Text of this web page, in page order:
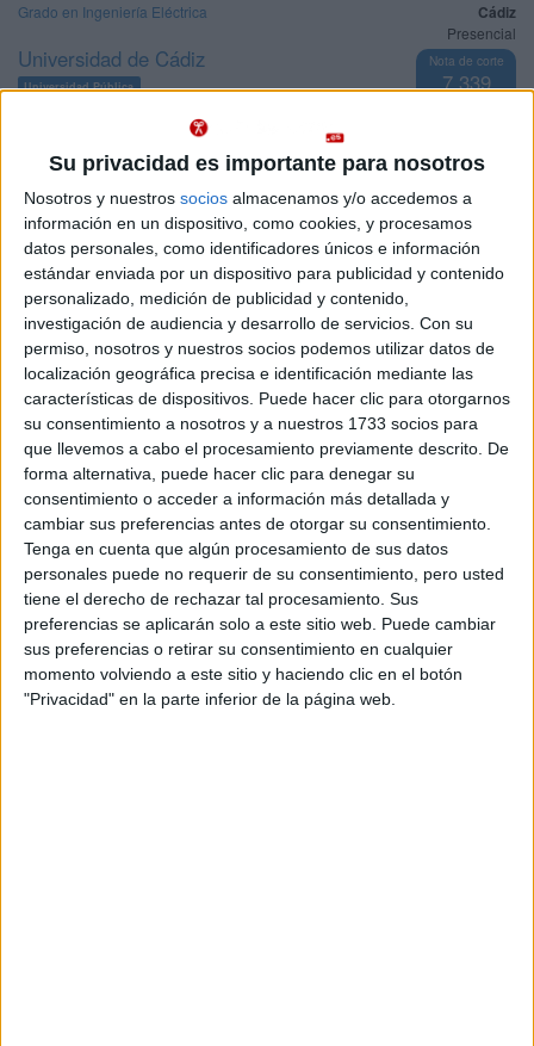
Su privacidad es importante para nosotros
Nosotros y nuestros socios almacenamos y/o accedemos a
información en un dispositivo, como cookies, y procesamos
datos personales, como identificadores únicos e información
estándar enviada por un dispositivo para publicidad y contenido
personalizado, medición de publicidad y contenido,
investigación de audiencia y desarrollo de servicios. Con su
permiso, nosotros y nuestros socios podemos utilizar datos de
localización geográfica precisa e identificación mediante las
características de dispositivos. Puede hacer clic para otorgarnos
su consentimiento a nosotros y a nuestros 1733 socios para
que llevemos a cabo el procesamiento previamente descrito. De
forma alternativa, puede hacer clic para denegar su
consentimiento o acceder a información más detallada y
cambiar sus preferencias antes de otorgar su consentimiento.
Tenga en cuenta que algún procesamiento de sus datos
personales puede no requerir de su consentimiento, pero usted
tiene el derecho de rechazar tal procesamiento. Sus
preferencias se aplicarán solo a este sitio web. Puede cambiar
sus preferencias o retirar su consentimiento en cualquier
momento volviendo a este sitio y haciendo clic en el botón
"Privacidad" en la parte inferior de la página web.
Cádiz
Presencial
Nota de corte
7,339
enseñanza:
Grado en Ingeniería Eléctrica
Universidad de Cádiz
Universidad Pública
Pídeles información ¡GRATIS!
Presencial
Nota de corte
Idioma de
enseñanza:
Castellano
Doble Grado en Ingeniería Eléctrica + Ingeniería Electrónica
Industrial
Universidad de Cádiz
Universidad Pública
Web de la facultad:https://esingenieria.uca.es/
Duración:
5,0 años
Precio del primer curso: 757 €
Pídeles información ¡GRATIS!
Presencial
Nota de corte
5,000
enseñanza:
Castellano
Grado en Ingeniería Radioelectrónica
Universidad de Cádiz
Universidad Pública
Web de la facultad:https://nauticas.uca.es/
Duración:
4,0 años
Precio del primer curso:757 €
Pídeles información ¡GRATIS!
Grado en Ingeniería Eléctrica